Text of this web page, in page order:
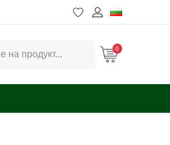
0